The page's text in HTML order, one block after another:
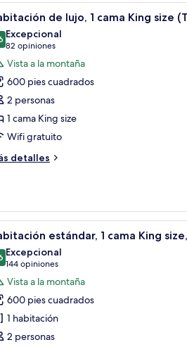
Habitación
7 de lujo, 1 cama King size
de 10
Excepcional
82 opiniones
(82
opiniones)
Vista a la montaña
600 pies cuadrados
2 personas
1 cama King size
Wifi gratuito
detalles
Habitación
6 estándar, 1 cama King
de 10
Excepcional
144 opiniones
(144
opiniones)
Vista a la montaña
600 pies cuadrados
1 habitación
2 personas